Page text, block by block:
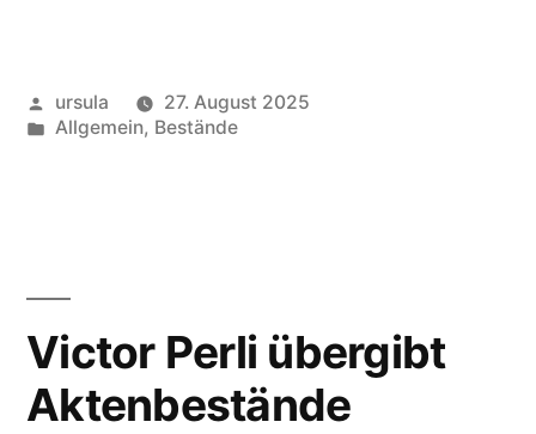
Veröffentlicht
von
ursula
27. August 2025
Veröffentlicht
Allgemein, Bestände
Victor Perli übergibt
Aktenbestände